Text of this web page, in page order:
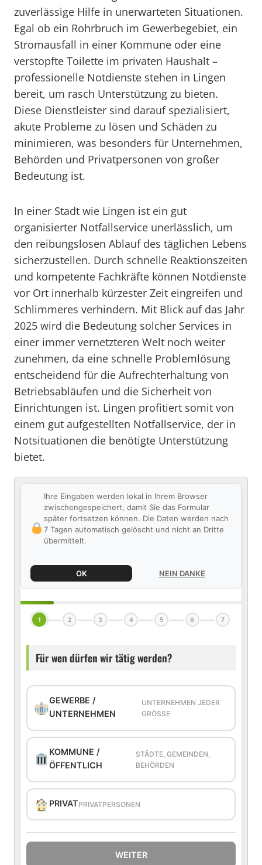
zuverlässige Hilfe in unerwarteten Situationen.
Egal ob ein Rohrbruch im Gewerbegebiet, ein
Stromausfall in einer Kommune oder eine
verstopfte Toilette im privaten Haushalt –
professionelle Notdienste stehen in Lingen
bereit, um rasch Unterstützung zu bieten.
Diese Dienstleister sind darauf spezialisiert,
akute Probleme zu lösen und Schäden zu
minimieren, was besonders für Unternehmen,
Behörden und Privatpersonen von großer
Bedeutung ist.
In einer Stadt wie Lingen ist ein gut
organisierter Notfallservice unerlässlich, um
den reibungslosen Ablauf des täglichen Lebens
sicherzustellen. Durch schnelle Reaktionszeiten
und kompetente Fachkräfte können Notdienste
vor Ort innerhalb kürzester Zeit eingreifen und
Schlimmeres verhindern. Mit Blick auf das Jahr
2025 wird die Bedeutung solcher Services in
einer immer vernetzteren Welt noch weiter
zunehmen, da eine schnelle Problemlösung
entscheidend für die Aufrechterhaltung von
Betriebsabläufen und die Sicherheit von
Einrichtungen ist. Lingen profitiert somit von
einem gut aufgestellten Notfallservice, der in
Notsituationen die benötigte Unterstützung
bietet.
Ihre Eingaben werden lokal in Ihrem Browser
zwischengespeichert, damit Sie das Formular
später fortsetzen können. Die Daten werden nach
7 Tagen automatisch gelöscht und nicht an Dritte
übermittelt.
OK NEIN DANKE
1 2 3 4 5 6 7
Für wen dürfen wir tätig werden?
GEWERBE /
UNTERNEHMEN
UNTERNEHMEN JEDER
GRÖSSE
KOMMUNE /
ÖFFENTLICH
STÄDTE, GEMEINDEN,
BEHÖRDEN
PRIVATPRIVATPERSONEN
WEITER